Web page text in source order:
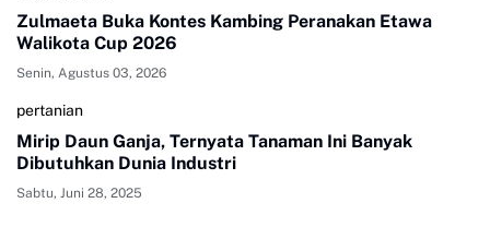
Zulmaeta Buka Kontes Kambing Peranakan Etawa
Walikota Cup 2026
Senin, Agustus 03, 2026
pertanian
Mirip Daun Ganja, Ternyata Tanaman Ini Banyak
Dibutuhkan Dunia Industri
Sabtu, Juni 28, 2025